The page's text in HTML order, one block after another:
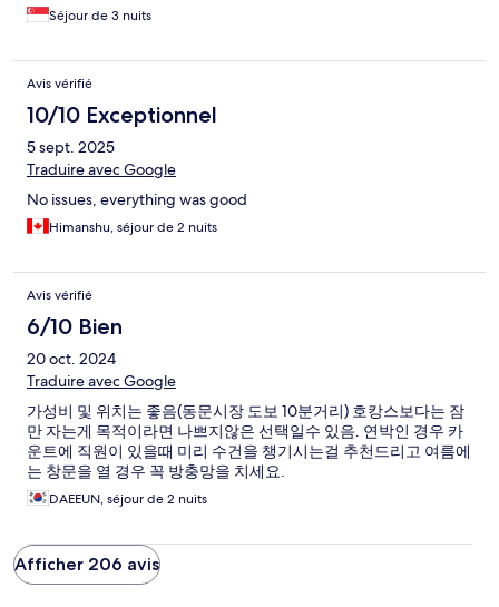
Séjour de 3 nuits
Avis vérifié
10/10 Exceptionnel
5 sept. 2025
Traduire avec Google
No issues, everything was good
Himanshu, séjour de 2 nuits
Avis vérifié
6/10 Bien
20 oct. 2024
Traduire avec Google
가성비 및 위치는 좋음(동문시장 도보 10분거리) 호캉스보다는 잠
만 자는게 목적이라면 나쁘지않은 선택일수 있음. 연박인 경우 카
운트에 직원이 있을때 미리 수건을 챙기시는걸 추천드리고 여름에
는 창문을 열 경우 꼭 방충망을 치세요.
DAEEUN, séjour de 2 nuits
Afficher 206 avis